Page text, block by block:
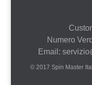
Numero
Email:
© 2017 Spin Master